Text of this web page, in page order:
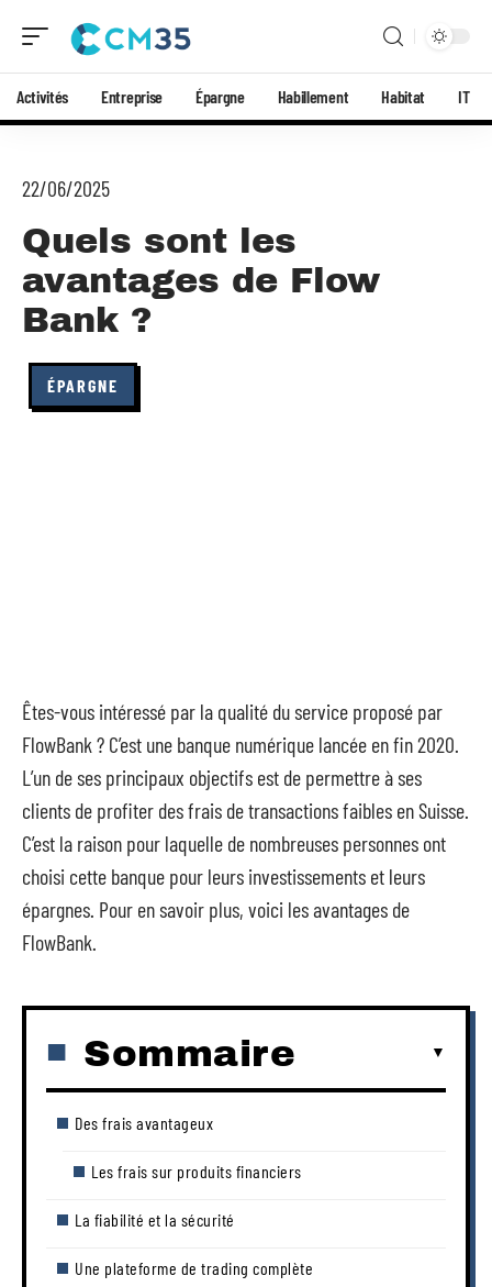
Activités Entreprise Épargne Habillement Habitat IT
22/06/2025
Quels sont les
avantages de Flow
Bank ?
ÉPARGNE
Êtes-vous intéressé par la qualité du service proposé par
FlowBank ? C’est une banque numérique lancée en fin 2020.
L’un de ses principaux objectifs est de permettre à ses
clients de profiter des frais de transactions faibles en Suisse.
C’est la raison pour laquelle de nombreuses personnes ont
choisi cette banque pour leurs investissements et leurs
épargnes. Pour en savoir plus, voici les avantages de
FlowBank.
Sommaire
Des frais avantageux
Les frais sur produits financiers
La fiabilité et la sécurité
Une plateforme de trading complète